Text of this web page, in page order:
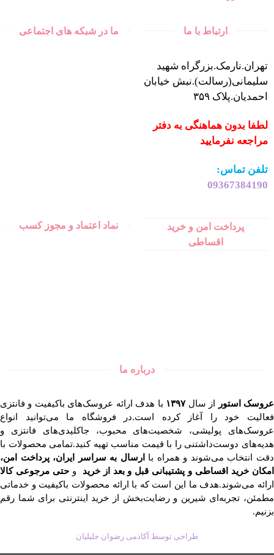
ارتباط با ما
تهران.نارمک.بزرگراه شهید
سلیمانی(رسالت).نبش خیابان
احمدیان.پلاک ۳۵۹
لطفا بدون هماهنگی به دفتر
مراجعه نفرمایید
تلفن تماس:
09367384190
ما در شبکه های اجتماعی
پرداخت امن و خرید
اقساطی
نماد اعتماد و مجوز کسب
درباره ما
عروسک استور از سال۱۳۹۷ با هدف ارائه عروسک‌های باکیفیت و فانتزی
فعالیت خود را آغاز کرده است.در فروشگاه ما می‌توانید انواع
عروسک‌های پولیشی، شخصیت‌های محبوب، جاکلیدی‌های فانتزی و
هدیه‌های دوست‌داشتنی را با قیمت مناسب تهیه کنید.تمامی محصولات با
دقت انتخاب می‌شوند و همراه با ارسال به سراسر ایران، پرداخت امن،
امکان خرید اقساطی و پشتیبانی قبل و بعد از خرید وحتی مرجوعی کالا
ارائه می‌شوند.هدف ما این است که با ارائه محصولات باکیفیت و خدماتی
مطمئن، تجربه‌ای شیرین و رضایت‌بخش از خرید اینترنتی برای شما رقم
بزنیم.
طراحی توسط آکادمی رضوان جلیلیان